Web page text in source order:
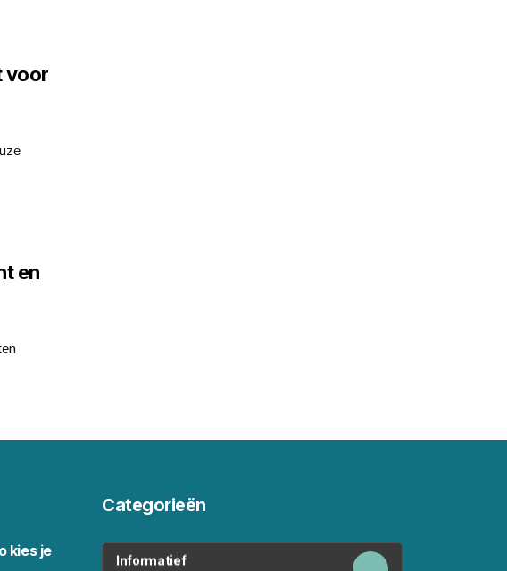
voor
en
kies je
Categorieën
Informatief